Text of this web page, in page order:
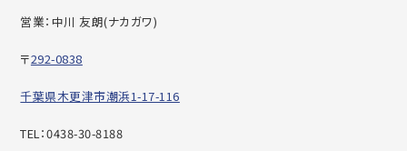
営業：中川 友朗(ナカガワ)
〒292-0838
千葉県木更津市潮浜1-17-116
TEL：0438-30-8188